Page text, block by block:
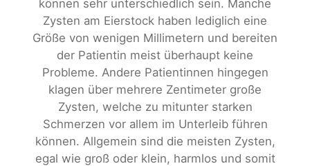
können sehr unterschiedlich sein. Manche
Zysten am Eierstock haben lediglich eine
Größe von wenigen Millimetern und bereiten
der Patientin meist überhaupt keine
Probleme. Andere Patientinnen hingegen
klagen über mehrere Zentimeter große
Zysten, welche zu mitunter starken
Schmerzen vor allem im Unterleib führen
können. Allgemein sind die meisten Zysten,
egal wie groß oder klein, harmlos und somit